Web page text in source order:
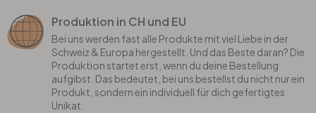
Produktion in CH und EU
Bei uns werden fast alle Produkte mit viel Liebe in der
Schweiz & Europa hergestellt. Und das Beste daran? Die
Produktion startet erst, wenn du deine Bestellung
aufgibst. Das bedeutet, bei uns bestellst du nicht nur ein
Produkt, sondern ein individuell für dich gefertigtes
Unikat.